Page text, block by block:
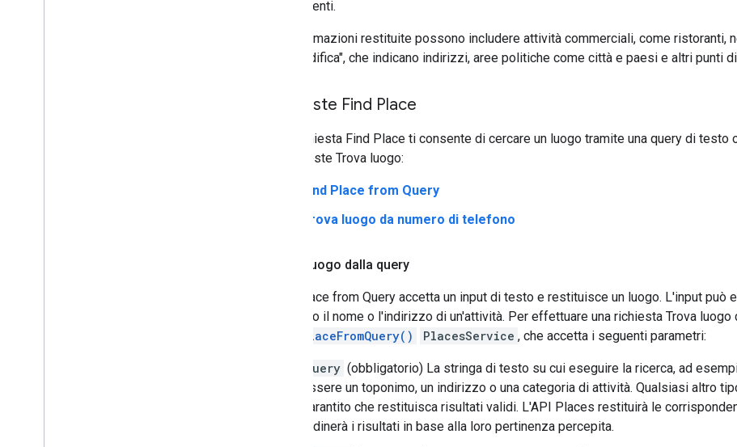
utenti.
Le informazioni restituite possono includere attività commerciali, come ristoranti,
"geocodifica", che indicano indirizzi, aree politiche come città e paesi e altri punti
Richieste Find Place
Una richiesta Find Place ti consente di cercare un luogo tramite una query di
di richieste Trova luogo:
Find Place from Query
Trova luogo da numero di telefono
Trova luogo dalla query
Find Place from Query accetta un input di testo e restituisce un luogo. L'input
esempio il nome o l'indirizzo di un'attività. Per effettuare una richiesta Trova luogo
findPlaceFromQuery()
PlacesService , che accetta i seguenti parametri:
query (obbligatorio) La stringa di testo su cui eseguire la ricerca, ad
essere un toponimo, un indirizzo o una categoria di attività. Qualsiasi altro
garantito che restituisca risultati validi. L'API Places restituirà le
ordinerà i risultati in base alla loro pertinenza percepita.